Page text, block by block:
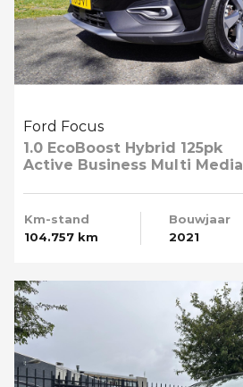
Ford Focus
1.0 EcoBoost Hybrid 125pk
Active Business Multi Media
Km-stand
104.757 km
Bouwjaar
2021